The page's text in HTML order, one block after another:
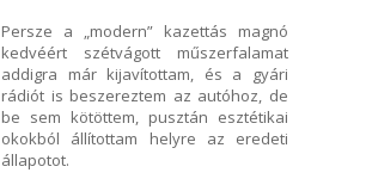
Persze a „modern” kazettás magnó
kedvéért szétvágott műszerfalamat
addigra már kijavítottam, és a gyári
rádiót is beszereztem az autóhoz, de
be sem kötöttem, pusztán esztétikai
okokból állítottam helyre az eredeti
állapotot.